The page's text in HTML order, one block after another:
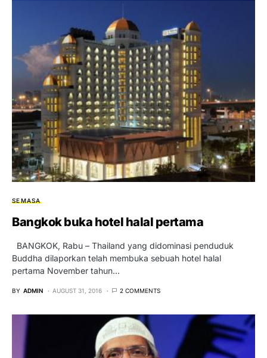
SEMASA
Bangkok buka hotel halal pertama
BANGKOK, Rabu – Thailand yang didominasi penduduk
Buddha dilaporkan telah membuka sebuah hotel halal
pertama November tahun…
BY ADMIN AUGUST 31, 2016 2 COMMENTS